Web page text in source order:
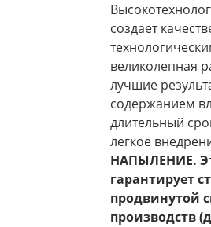
создает
великолепная
лучшие
содержанием
длительный
легкое
НАПЫЛЕНИЕ.
гарантирует
продвинутой
производств